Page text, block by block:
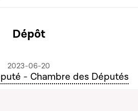
Dépôt
2023-06-20
- Chambre des Députés